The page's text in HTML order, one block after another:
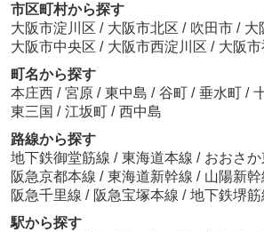
市区町村から探す
大阪市淀川区 / 大阪市北区 / 吹田市 / 大
大阪市中央区 / 大阪市西淀川区 / 大阪
町名から探す
本庄西 / 宮原 / 東中島 / 谷町 / 垂水町 /
東三国 / 江坂町 / 西中島
路線から探す
地下鉄御堂筋線 / 東海道本線 / おおさか
阪急京都本線 / 東海道新幹線 / 山陽新幹
阪急千里線 / 阪急宝塚本線 / 地下鉄堺筋
駅から探す